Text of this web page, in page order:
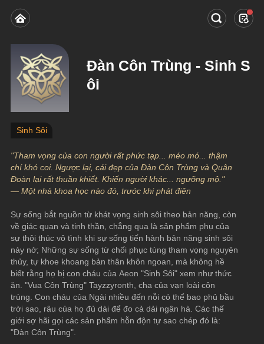
Đàn Côn Trùng - Sinh S
ôi
Sinh Sôi
"Tham vọng của con người rất phức tạp... méo mó... thậm
chí khó coi. Ngược lại, cái đẹp của Đàn Côn Trùng và Quân
Đoàn lại rất thuần khiết. Khiến người khác... ngưỡng mộ."
— Một nhà khoa học nào đó, trước khi phát điên
Sự sống bắt nguồn từ khát vọng sinh sôi theo bản năng, còn
về giác quan và tinh thần, chẳng qua là sản phẩm phụ của
sự thôi thúc vô tình khi sự sống tiến hành bản năng sinh sôi
nảy nở; Những sự sống từ chối phục tùng tham vọng nguyên
thủy, tự khoe khoang bản thân khôn ngoan, mà không hề
biết rằng họ bị con cháu của Aeon "Sinh Sôi" xem như thức
ăn. "Vua Côn Trùng" Tayzzyronth, cha của vạn loài côn
trùng. Con cháu của Ngài nhiều đến nỗi có thể bao phủ bầu
trời sao, râu của họ đủ dài để đo cả dải ngân hà. Các thế
giới sợ hãi gọi các sản phẩm hỗn độn tự sao chép đó là:
"Đàn Côn Trùng".